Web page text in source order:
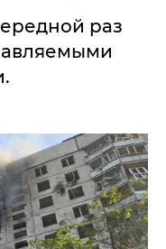
раз